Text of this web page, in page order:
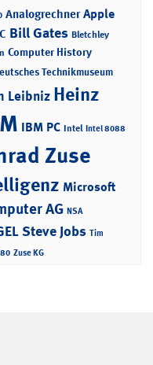
Analogrechner Apple
Bill Gates Bletchley
Computer History
Technikmuseum
Leibniz Heinz
IBM PC Intel Intel 8088
Zuse
Microsoft
AG NSA
Steve Jobs Tim
Zuse KG